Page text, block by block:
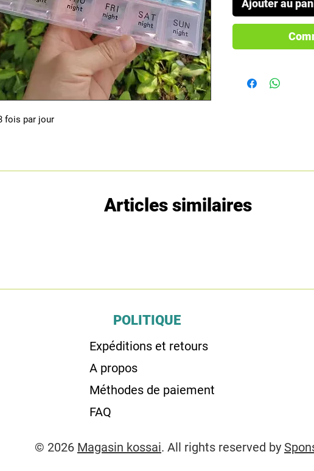
fois par jour
Ajouter au
Articles similaires
POLITIQUE
Expéditions et retours
A propos
Méthodes de paiement
FAQ
© 2026 Magasin kossai. All rights reserved by